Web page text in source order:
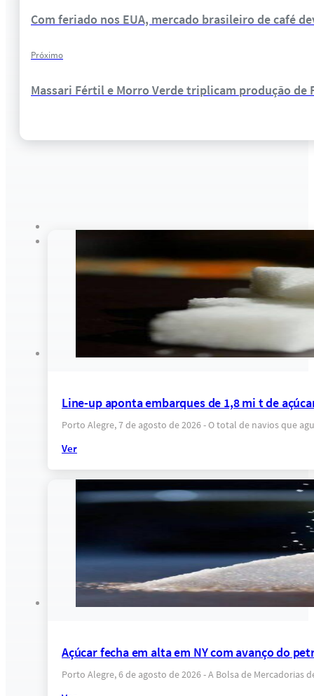
Com feriado nos EUA, mercado brasileiro de café
Próximo
Massari Fértil e Morro Verde triplicam produção de
Line-up aponta embarques de 1,8 mi t de
Porto Alegre, 7 de agosto de 2026 - O total de navios que
Ver
Açúcar fecha em alta em NY com avanço do
Porto Alegre, 6 de agosto de 2026 - A Bolsa de Mercadorias